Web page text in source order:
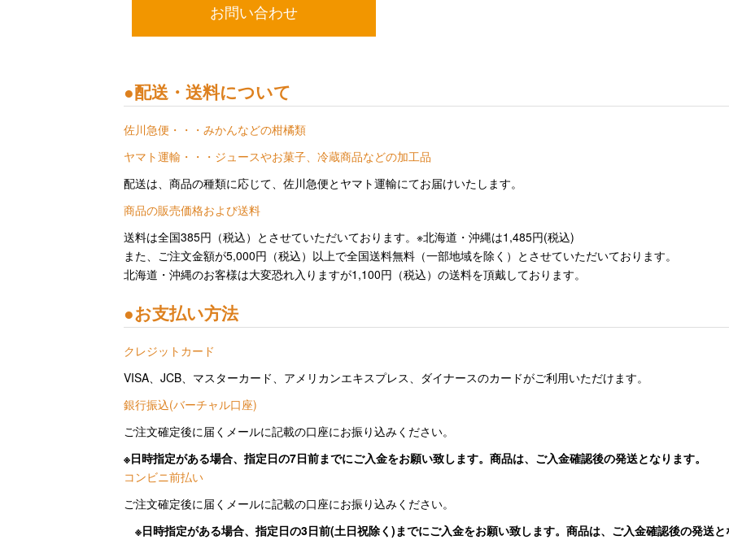
お問い合わせ
●配送・送料について
佐川急便・・・みかんなどの柑橘類
ヤマト運輸・・・ジュースやお菓子、冷蔵商品などの加工品
配送は、商品の種類に応じて、佐川急便とヤマト運輸にてお届けいたします。
商品の販売価格および送料
送料は全国385円（税込）とさせていただいております。※北海道・沖縄は1,485円(税込)
また、ご注文金額が5,000円（税込）以上で全国送料無料（一部地域を除く）とさせていただいております。
北海道・沖縄のお客様は大変恐れ入りますが1,100円（税込）の送料を頂戴しております。
●お支払い方法
クレジットカード
VISA、JCB、マスターカード、アメリカンエキスプレス、ダイナースのカードがご利用いただけます。
銀行振込(バーチャル口座)
ご注文確定後に届くメールに記載の口座にお振り込みください。
※日時指定がある場合、指定日の7日前までにご入金をお願い致します。商品は、ご入金確認後の発送となります。
コンビニ前払い
ご注文確定後に届くメールに記載の口座にお振り込みください。
※日時指定がある場合、指定日の3日前(土日祝除く)までにご入金をお願い致します。商品は、ご入金確認後の発送と